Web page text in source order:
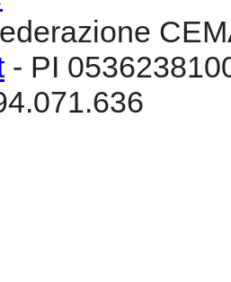
- PI